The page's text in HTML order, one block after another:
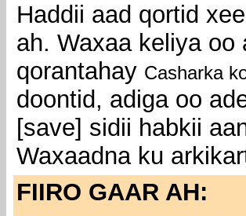
Haddii aad qortid
ah. Waxaa keliya
qorantahay Casharka
doontid, adiga oo
[save] sidii habkii
Waxaadna ku
FIIRO GAAR AH: